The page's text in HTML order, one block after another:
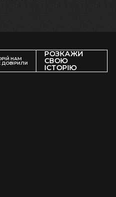
НАМ
ДОВІРИЛИ
РОЗКАЖИ
СВОЮ
ІСТОРІЮ